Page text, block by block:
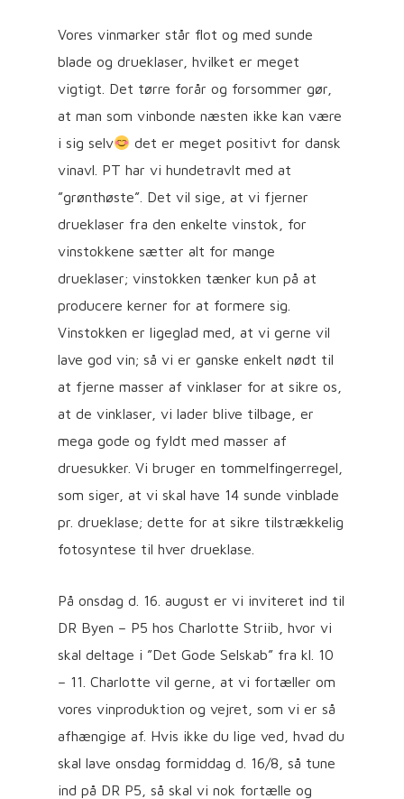
Vores vinmarker står flot og med sunde
blade og drueklaser, hvilket er meget
vigtigt. Det tørre forår og forsommer gør,
at man som vinbonde næsten ikke kan være
i sig selv
det er meget positivt for dansk
vinavl. PT har vi hundetravlt med at
”grønthøste”. Det vil sige, at vi fjerner
drueklaser fra den enkelte vinstok, for
vinstokkene sætter alt for mange
drueklaser; vinstokken tænker kun på at
producere kerner for at formere sig.
Vinstokken er ligeglad med, at vi gerne vil
lave god vin; så vi er ganske enkelt nødt til
at fjerne masser af vinklaser for at sikre os,
at de vinklaser, vi lader blive tilbage, er
mega gode og fyldt med masser af
druesukker. Vi bruger en tommelfingerregel,
som siger, at vi skal have 14 sunde vinblade
pr. drueklase; dette for at sikre tilstrækkelig
fotosyntese til hver drueklase.
På onsdag d. 16. august er vi inviteret ind til
DR Byen – P5 hos Charlotte Striib, hvor vi
skal deltage i ”Det Gode Selskab” fra kl. 10
– 11. Charlotte vil gerne, at vi fortæller om
vores vinproduktion og vejret, som vi er så
afhængige af. Hvis ikke du lige ved, hvad du
skal lave onsdag formiddag d. 16/8, så tune
ind på DR P5, så skal vi nok fortælle og